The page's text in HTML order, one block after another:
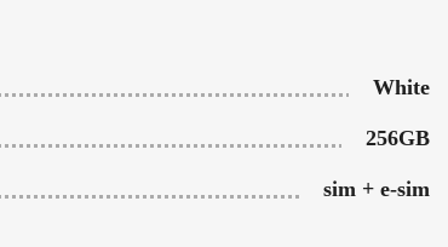
White
256GB
sim + e-sim